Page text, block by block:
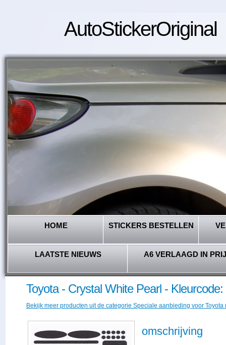
AutoStickerOriginal
HOME STICKERS BESTELLEN
LAATSTE NIEUWS A6 VERLAAGD IN
Toyota - Crystal White Pearl -
Bekijk meer producten uit de categorie Speciale aanbieding voor Toyota
omschrijving